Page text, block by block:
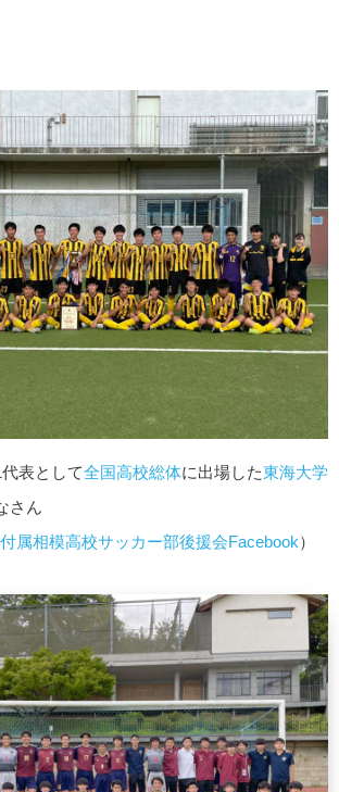
表として全国高校総体に出場した東海大学
さん
属相模高校サッカー部後援会Facebook）